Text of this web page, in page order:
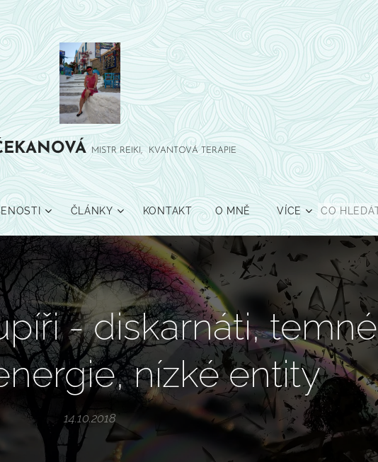
MISTR REIKI, KVANTOVÁ TERAPIE
ČLÁNKY KONTAKT O MNĚ VÍCE
- diskarnáti, temné
nízké entity
14.10.2018